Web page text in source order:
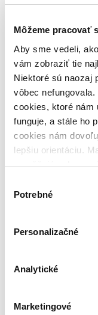
Môžeme pracovať
Aby sme vedeli,
vám zobraziť tie
Niektoré sú naozaj
vôbec
cookies, ktoré nám
funguje, a stále ho
cookies nám
lepšiu orientáciu.
umožňujú
keby sme mohli
súhlasu
Potrebné
Personalizačné
Analytické
Marketingové
Bestsellery
Top hodnotené
Novinky
Najdrahšie
Najvyššia zľava